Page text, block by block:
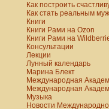
Как построить
Как стать реальным
Книги
Книги Рами на Ozon
Книги Рами на
Консультации
Лекции
Лунный календарь
Марина Блект
Международная
Международная
Музыка
Новости